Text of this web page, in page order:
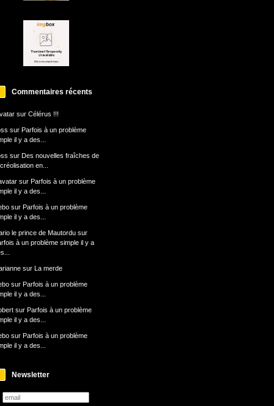
Commentaires récents
sur Célérus !!!
sur Parfois à un problème
il y a des...
sur Des nouvelles fraîches de
en...
sur Parfois à un problème
il y a des...
sur Parfois à un problème
il y a des...
le prince de Mautordusur
à un problème simple il y a
sur La merde
sur Parfois à un problème
il y a des...
sur Parfois à un problème
il y a des...
sur Parfois à un problème
il y a des...
Newsletter